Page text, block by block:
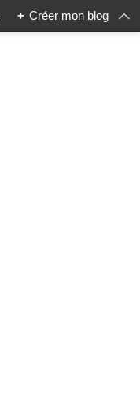
+ Créer mon blog